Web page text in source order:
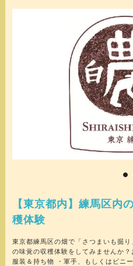
【東京都内】練馬区内
穫体験
東京都練馬区の畑で「さつまいも掘
の味覚の収穫体験をしてみませんか
服装＆持ち物 ・軍手、もしくはビニ